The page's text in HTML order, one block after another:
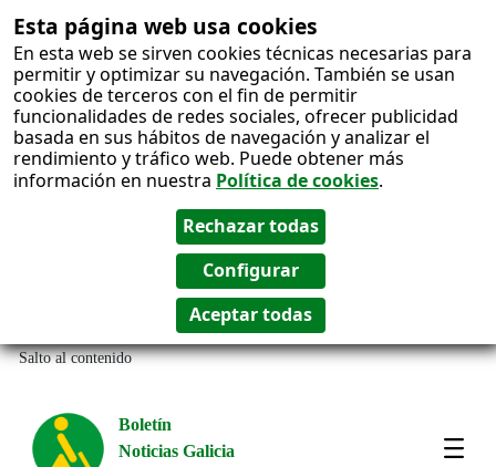
Esta página web usa cookies
En esta web se sirven cookies técnicas necesarias para
permitir y optimizar su navegación. También se usan
cookies de terceros con el fin de permitir
funcionalidades de redes sociales, ofrecer publicidad
basada en sus hábitos de navegación y analizar el
rendimiento y tráfico web. Puede obtener más
información en nuestra Política de cookies.
Salto al contenido
Boletín
Noticias Galicia